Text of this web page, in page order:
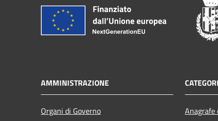
AMMINISTRAZIONE
Organi di Governo